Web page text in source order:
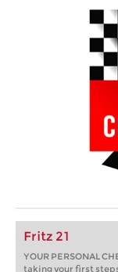
Fritz 21
YOUR PERSONAL
taking your first